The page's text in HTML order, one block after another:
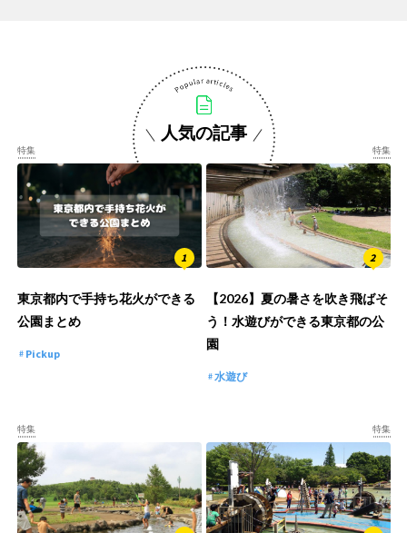
人気の記事
特集
東京都内で手持ち花火ができる
公園まとめ
Pickup
特集
【2026】夏の暑さを吹き飛ばそ
う！水遊びができる東京都の公
園
水遊び
特集 特集